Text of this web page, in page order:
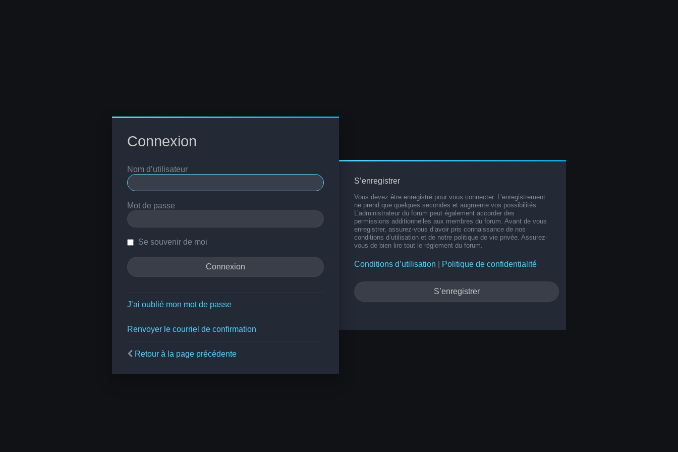
Connexion
Nom d’utilisateur
Mot de passe
Se souvenir de moi
J’ai oublié mon mot de passe
Renvoyer le courriel de confirmation
Retour à la page précédente
S’enregistrer
Vous devez être enregistré pour vous connecter. L’enregistrement
ne prend que quelques secondes et augmente vos possibilités.
L’administrateur du forum peut également accorder des
permissions additionnelles aux membres du forum. Avant de vous
enregistrer, assurez-vous d’avoir pris connaissance de nos
conditions d’utilisation et de notre politique de vie privée. Assurez-
vous de bien lire tout le règlement du forum.
Conditions d’utilisation Politique de confidentialité
S’enregistrer